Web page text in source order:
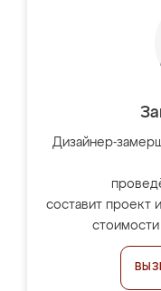
Дизайнер-
составит проект